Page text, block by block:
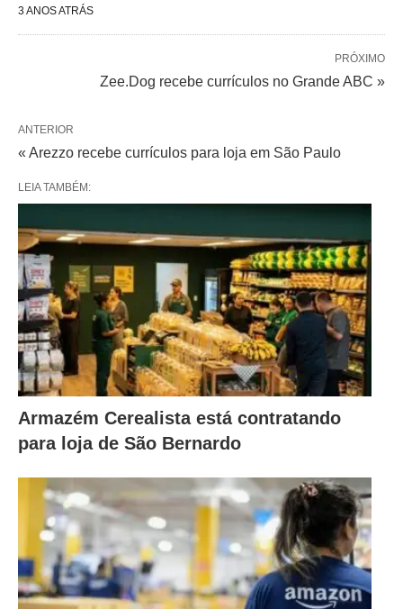
3 ANOS ATRÁS
PRÓXIMO
Zee.Dog recebe currículos no Grande ABC »
ANTERIOR
« Arezzo recebe currículos para loja em São Paulo
LEIA TAMBÉM:
Armazém Cerealista está contratando
para loja de São Bernardo